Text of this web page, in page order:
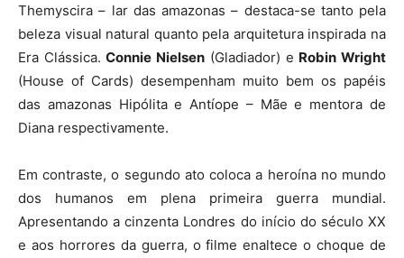
Themyscira – lar das amazonas – destaca-se tanto pela
beleza visual natural quanto pela arquitetura inspirada na
Era Clássica.Connie Nielsen (Gladiador) e Robin Wright
(House of Cards) desempenham muito bem os papéis
das amazonas Hipólita e Antíope – Mãe e mentora de
Diana respectivamente.
Em contraste, o segundo ato coloca a heroína no mundo
dos humanos em plena primeira guerra mundial.
Apresentando a cinzenta Londres do início do século XX
e aos horrores da guerra, o filme enaltece o choque de